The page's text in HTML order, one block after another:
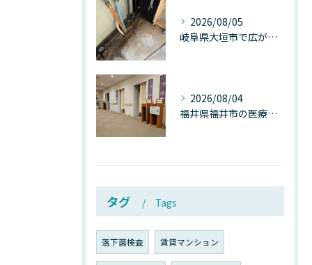
2026/08/05
岐阜県大垣市で広がる“深層カビ汚染”──なぜ除カビが必要なのか、建物内部で起きている見えない危機
2026/08/04
福井県福井市の医療施設で広がる“見えないカビ汚染”──なぜ除カビが必須なのか、その本質を徹底解説
タグ Tags
落下菌検査 賃貸マンション